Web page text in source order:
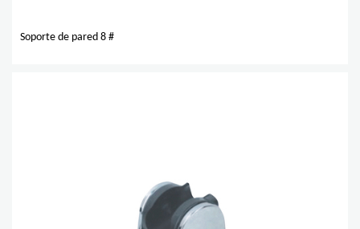
Soporte de pared 8 #